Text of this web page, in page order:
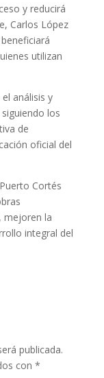
y reducirá
Carlos López
utilizan
análisis y
los
de
oficial del
Cortés
mejoren la
integral del
publicada.
con *